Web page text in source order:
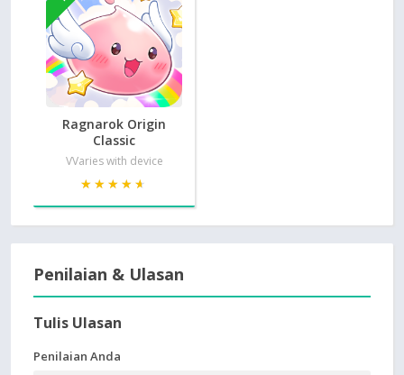
Ragnarok Origin
Classic
VVaries with device
★★★★★
★★★★★
Penilaian & Ulasan
Tulis Ulasan
Penilaian Anda